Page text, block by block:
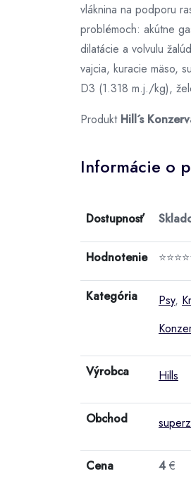
vláknina na podporu
problémoch: akútne
dilatácie a volvulu
vajcia, kuracie mäso,
D3 (1.318 m.j./kg),
Produkt Hill´s
Informácie o
Dostupnosť
Hodnotenie
Kategória Psy,
Výrobca Hills
Obchod
Cena 4€